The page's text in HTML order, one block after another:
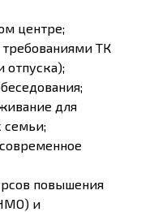
центре;
ТК
для
семьи;
повышения
и